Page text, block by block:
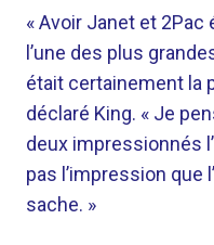
« Avoir Janet et 2Pac
l’une des plus
était certainement la
déclaré King. « Je
deux impressionnés
pas l’impression que
sache. »